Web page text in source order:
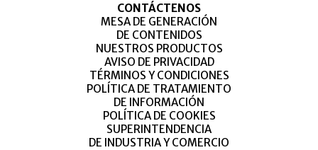
CONTÁCTENOS
MESA DE GENERACIÓN
DE CONTENIDOS
NUESTROS PRODUCTOS
AVISO DE PRIVACIDAD
TÉRMINOS Y CONDICIONES
POLÍTICA DE TRATAMIENTO
DE INFORMACIÓN
POLÍTICA DE COOKIES
SUPERINTENDENCIA
DE INDUSTRIA Y COMERCIO